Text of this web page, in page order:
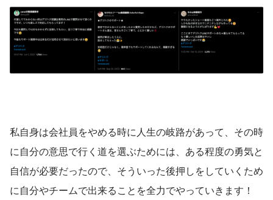
私自身は会社員をやめる時に人生の岐路があって、その時
に自分の意思で行く道を選ぶためには、ある程度の勇気と
自信が必要だったので、そういった後押しをしていくため
に自分やチームで出来ることを全力でやっていきます！